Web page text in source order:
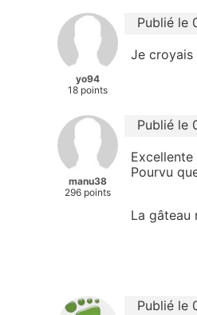
yo94
18 points
Publié le
Je croyais
manu38
296 points
Publié le
Excellente
Pourvu
La gâteau
Publié le